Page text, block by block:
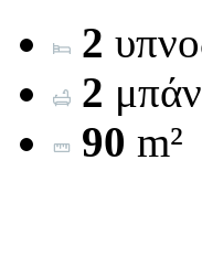
2
2
90 m²